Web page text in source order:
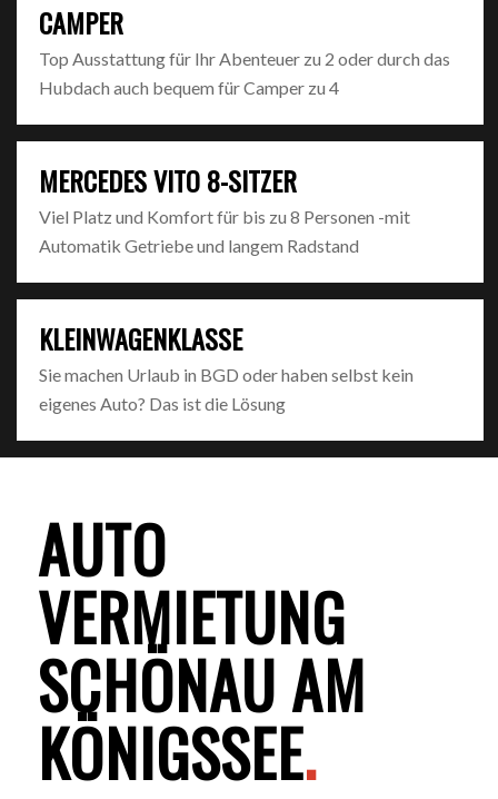
CAMPER
Top Ausstattung für Ihr Abenteuer zu 2 oder durch das
Hubdach auch bequem für Camper zu 4
MERCEDES VITO 8-SITZER
Viel Platz und Komfort für bis zu 8 Personen -mit
Automatik Getriebe und langem Radstand
KLEINWAGENKLASSE
Sie machen Urlaub in BGD oder haben selbst kein
eigenes Auto? Das ist die Lösung
AUTO
VERMIETUNG
SCHÖNAU AM
KÖNIGSSEE.